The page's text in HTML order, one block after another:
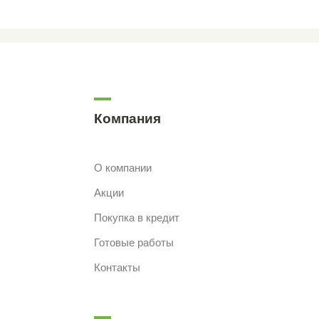
Компания
О компании
Акции
Покупка в кредит
Готовые работы
Контакты